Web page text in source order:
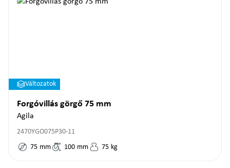
Változatok
Forgóvillás görgő 75 mm
Agila
2470YGO075P30-11
75 mm 100 mm 75 kg